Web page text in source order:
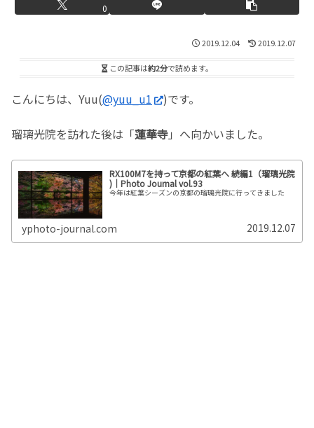
0
2019.12.04 2019.12.07
この記事は約2分で読めます。
こんにちは、Yuu(@yuu_u1 )です。
瑠璃光院を訪れた後は「蓮華寺」へ向かいました。
RX100M7を持って京都の紅葉へ 続編1（瑠璃光院
)｜Photo Journal vol.93
今年は紅葉シーズンの京都の瑠璃光院に行ってきました
yphoto-journal.com 2019.12.07